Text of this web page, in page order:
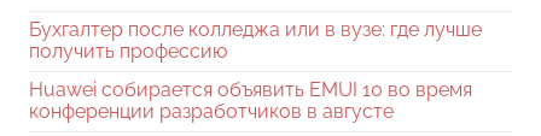
Бухгалтер после колледжа или в вузе: где лучше
получить профессию
Huawei собирается объявить EMUI 10 во время
конференции разработчиков в августе